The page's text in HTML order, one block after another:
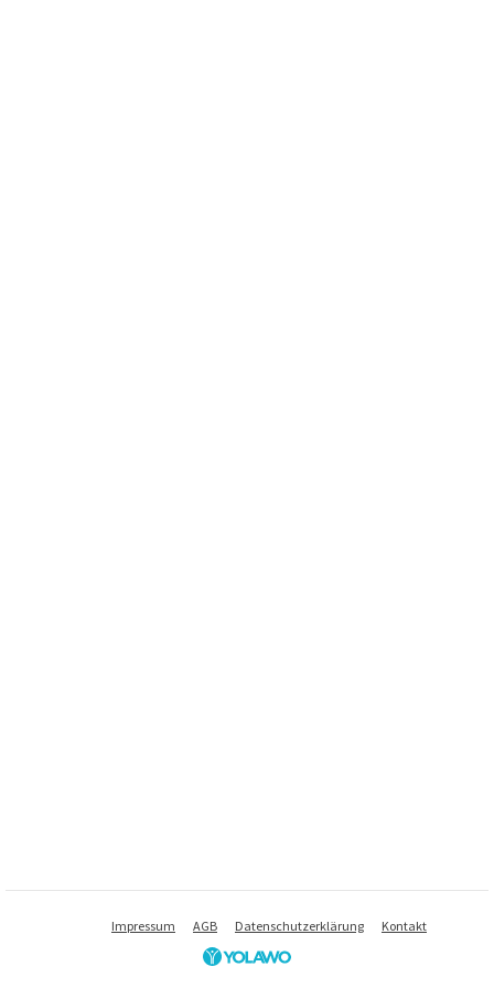
Impressum AGB Datenschutzerklärung Kontakt